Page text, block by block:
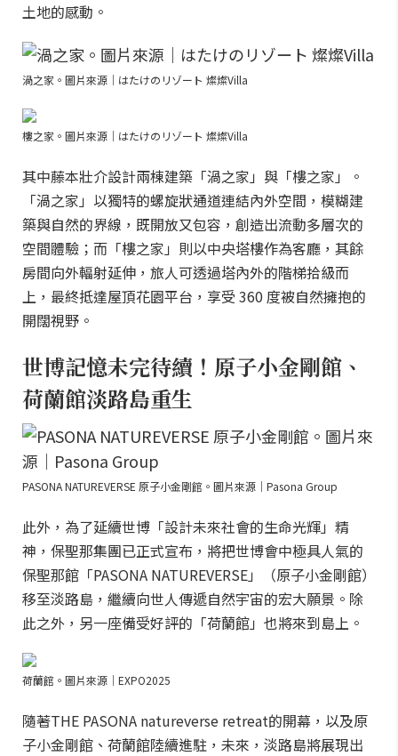
土地的感動。
渦之家。圖片來源｜はたけのリゾート 燦燦Villa
樓之家。圖片來源｜はたけのリゾート 燦燦Villa
其中藤本壯介設計兩棟建築「渦之家」與「樓之家」。
「渦之家」以獨特的螺旋狀通道連結內外空間，模糊建
築與自然的界線，既開放又包容，創造出流動多層次的
空間體驗；而「樓之家」則以中央塔樓作為客廳，其餘
房間向外輻射延伸，旅人可透過塔內外的階梯拾級而
上，最終抵達屋頂花園平台，享受 360 度被自然擁抱的
開闊視野。
世博記憶未完待續！原子小金剛館、
荷蘭館淡路島重生
PASONA NATUREVERSE 原子小金剛館。圖片來源｜Pasona Group
此外，為了延續世博「設計未來社會的生命光輝」精
神，保聖那集團已正式宣布，將把世博會中極具人氣的
保聖那館「PASONA NATUREVERSE」（原子小金剛館）
移至淡路島，繼續向世人傳遞自然宇宙的宏大願景。除
此之外，另一座備受好評的「荷蘭館」也將來到島上。
荷蘭館。圖片來源｜EXPO2025
隨著THE PASONA natureverse retreat的開幕，以及原
子小金剛館、荷蘭館陸續進駐，未來，淡路島將展現出